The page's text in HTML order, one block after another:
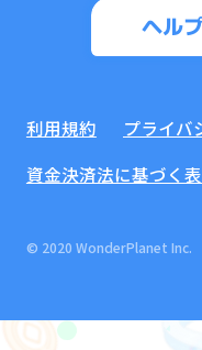
ヘル
利用規約 プライバ
資金決済法に基づく
© 2020 WonderPlanet Inc.